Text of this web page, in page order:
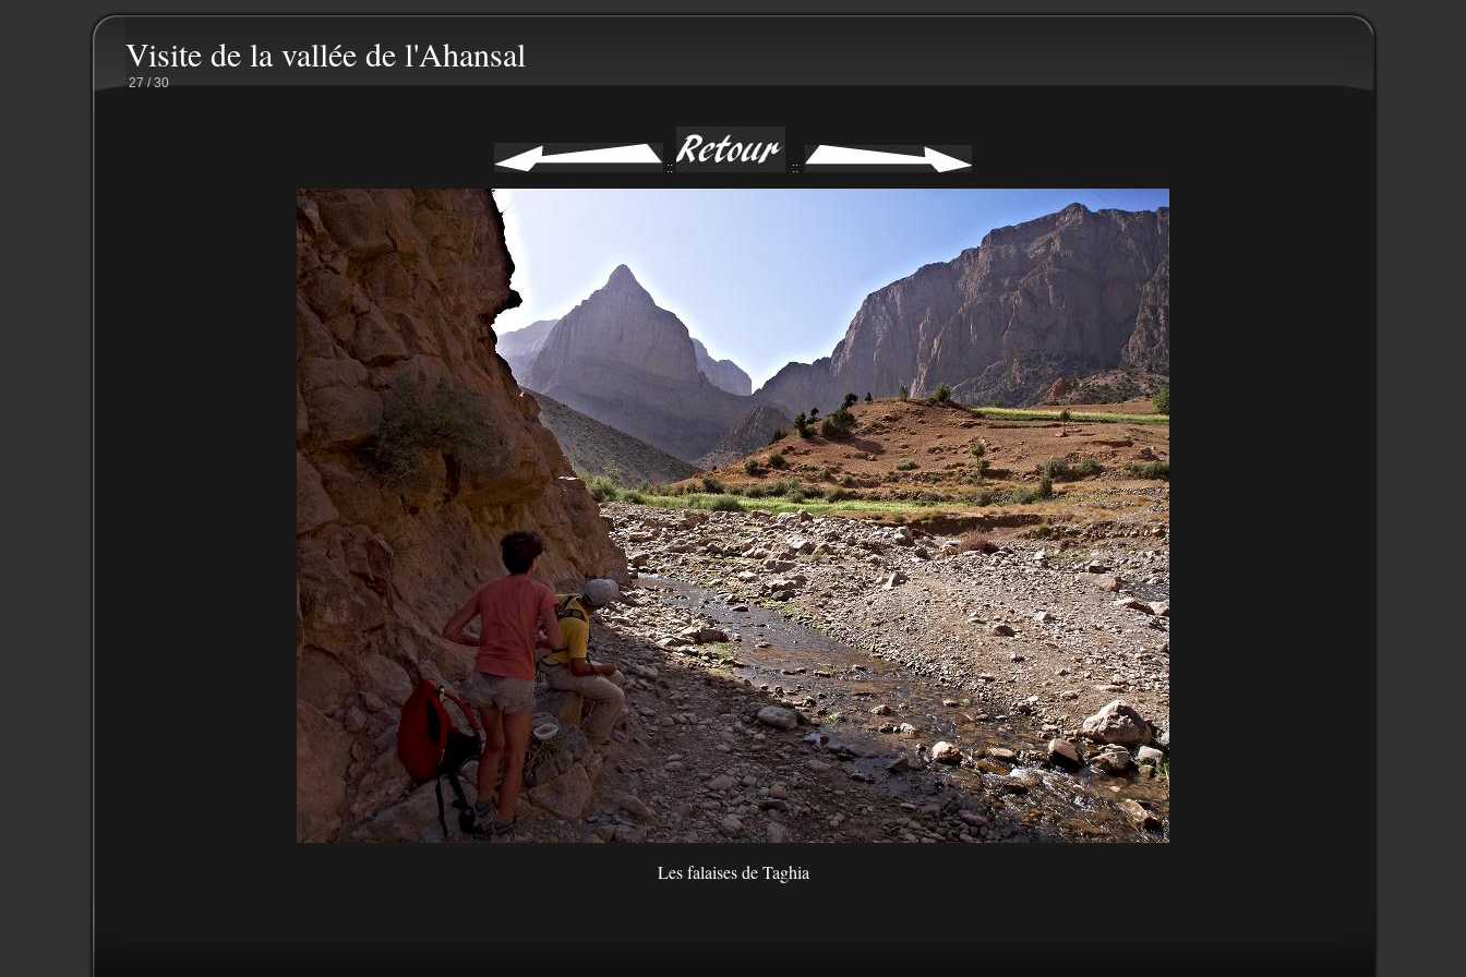
Visite de la vallée de l'Ahansal
27 / 30
:: ::
Les falaises de Taghia